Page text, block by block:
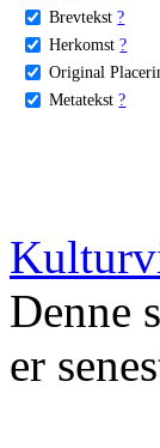
Brevtekst ?
Herkomst ?
Original
Metatekst ?
Denne
er